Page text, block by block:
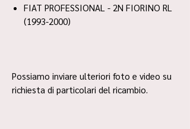
FIAT PROFESSIONAL - 2N FIORINO RL
(1993-2000)
Possiamo inviare ulteriori foto e video su
richiesta di particolari del ricambio.